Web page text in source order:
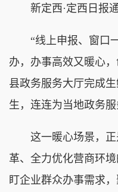
新定西·定西日报
“线上申报、窗口一
办，办事高效又暖心
县政务服务大厅完成
生，连连为当地政务服
这一暖心场景，正
革、全力优化营商环
盯企业群众办事需求